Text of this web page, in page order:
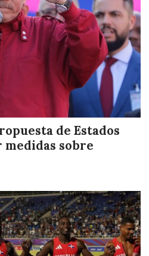
de Estados
medidas sobre